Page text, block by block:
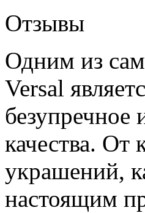
Отзывы
Одним из
Versal
безупречное
качества. От
украшений,
настоящим